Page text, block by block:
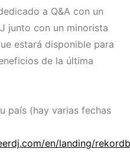
a Q&A con un
junto con un minorista
estará disponible para
de la última
país (hay varias fechas
en/landing/